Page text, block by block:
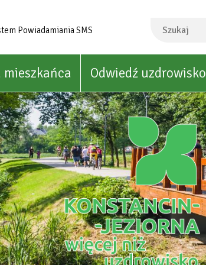
Powiadamiania SMS
mieszkańca Odwiedź uzdrowisko